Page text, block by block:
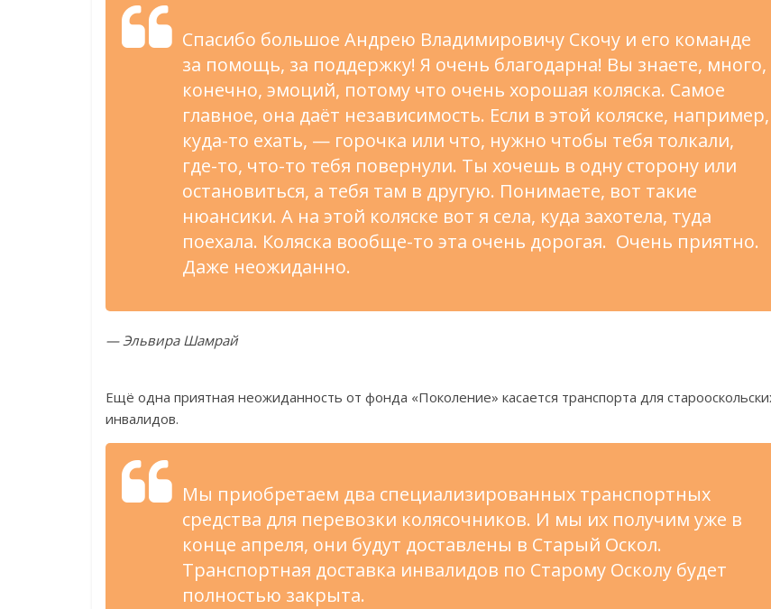
Спасибо большое Андрею Владимировичу Скочу и его команде
за помощь, за поддержку! Я очень благодарна! Вы знаете, много,
конечно, эмоций, потому что очень хорошая коляска. Самое
главное, она даёт независимость. Если в этой коляске, например,
куда-то ехать, — горочка или что, нужно чтобы тебя толкали,
где-то, что-то тебя повернули. Ты хочешь в одну сторону или
остановиться, а тебя там в другую. Понимаете, вот такие
нюансики. А на этой коляске вот я села, куда захотела, туда
поехала. Коляска вообще-то эта очень дорогая. Очень приятно.
Даже неожиданно.
— Эльвира Шамрай
Ещё одна приятная неожиданность от фонда «Поколение» касается транспорта для
инвалидов.
Мы приобретаем два специализированных транспортных
средства для перевозки колясочников. И мы их получим уже в
конце апреля, они будут доставлены в Старый Оскол.
Транспортная доставка инвалидов по Старому Осколу будет
полностью закрыта.